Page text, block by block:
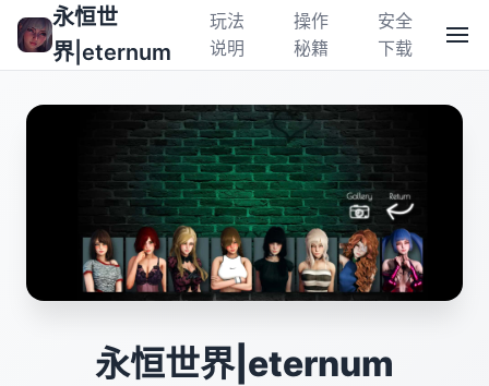
永恒世
界|eternum
玩法
说明
操作
秘籍
安全
下载
永恒世界|eternum